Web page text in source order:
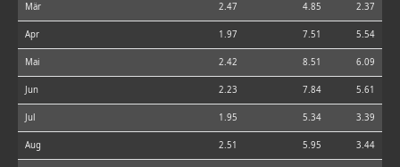
Mär 2.47 4.85 2.37
Apr 1.97 7.51 5.54
Mai 2.42 8.51 6.09
Jun 2.23 7.84 5.61
Jul 1.95 5.34 3.39
Aug 2.51 5.95 3.44